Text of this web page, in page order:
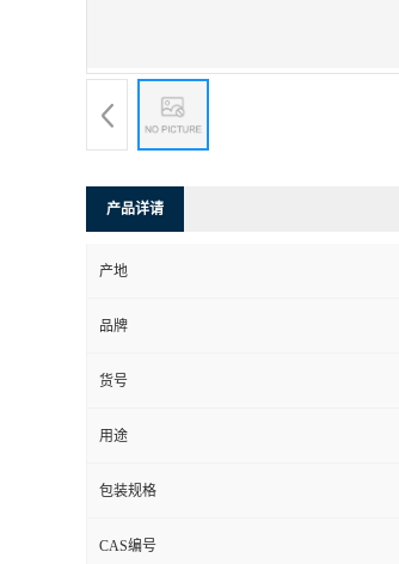
产品详请
产地
品牌
货号
用途
包装规格
CAS编号